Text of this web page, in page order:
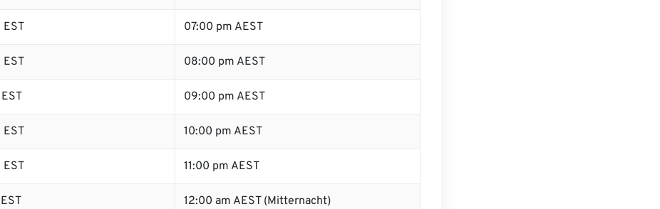
07:00 pm AEST
08:00 pm AEST
09:00 pm AEST
10:00 pm AEST
11:00 pm AEST
12:00 am AEST (Mitternacht)